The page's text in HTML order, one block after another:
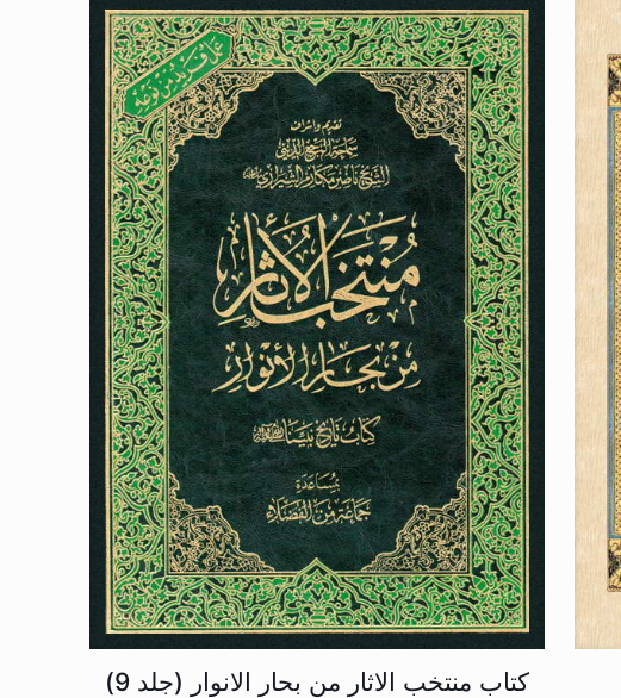
کتاب منتخب الاثار من بحار الانوار (جلد 9)